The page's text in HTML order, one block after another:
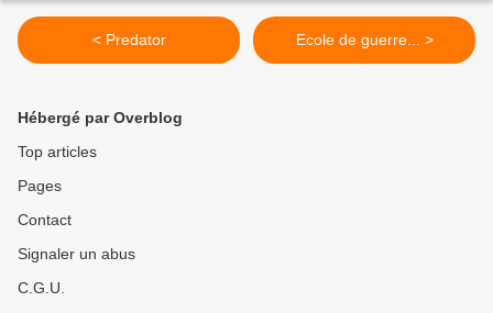
< Predator Ecole de guerre... >
Hébergé par Overblog
Top articles
Pages
Contact
Signaler un abus
C.G.U.